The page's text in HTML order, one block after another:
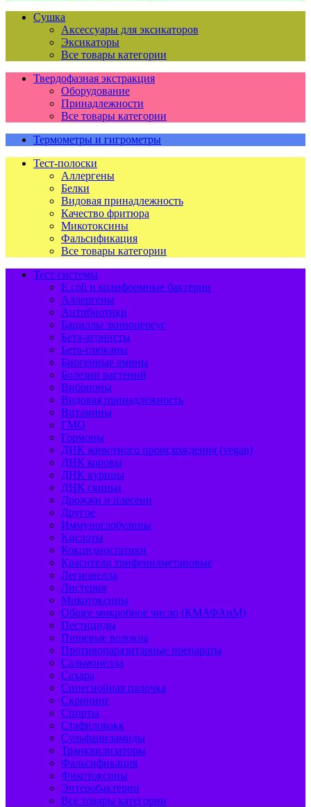
Сушка
Аксессуары для эксикаторов
Эксикаторы
Все товары категории
Твердофазная экстракция
Оборудование
Принадлежности
Все товары категории
Термометры и гигрометры
Тест-полоски
Аллергены
Белки
Видовая принадлежность
Качество фритюра
Микотоксины
Фальсификация
Все товары категории
Тест-системы
E.coli и колиформные бактерии
Аллергены
Антибиотики
Бациллы эхиноцереус
Бета-агонисты
Бета-глюканы
Биогенные амины
Болезни растений
Вибрионы
Видовая принадлежность
Витамины
ГМО
Гормоны
ДНК животного происхождения (vegan)
ДНК коровы
ДНК курицы
ДНК свиньи
Дрожжи и плесени
Другое
Иммуноглобулины
Кислоты
Кокцидиостатики
Красители трифенилметановые
Легионелла
Листерия
Микотоксины
Общее микробное число (КМАФАнМ)
Пестициды
Пищевые волокна
Противопаразитарные препараты
Сальмонелла
Сахара
Синегнойная палочка
Скрининг
Спирты
Стафилококк
Сульфаниламиды
Транквилизаторы
Фальсификация
Фикотоксины
Энтеробактерии
Все товары категории